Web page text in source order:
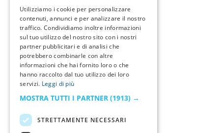
Utilizziamo i cookie per personalizzare
contenuti, annunci e per analizzare il nostro
traffico. Condividiamo inoltre informazioni
sul tuo utilizzo del nostro sito con i nostri
partner pubblicitari e di analisi che
potrebbero combinarle con altre
informazioni che hai fornito loro o che
hanno raccolto dal tuo utilizzo dei loro
servizi. Leggi di più
MOSTRA TUTTI I PARTNER (1913) →
STRETTAMENTE NECESSARI